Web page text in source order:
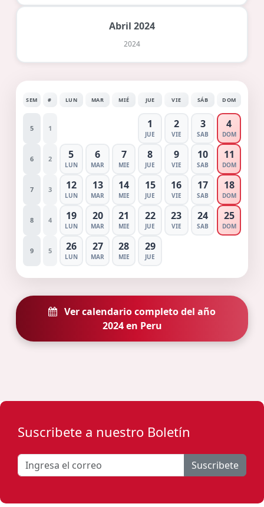
Abril 2024
2024
SEM # LUN MAR MIÉ JUE VIE SÁB DOM
5 1 1
JUE
2
VIE
3
SAB
4
DOM
6 2 5
LUN
6
MAR
7
MIE
8
JUE
9
VIE
10
SAB
11
DOM
7 3 12
LUN
13
MAR
14
MIE
15
JUE
16
VIE
17
SAB
18
DOM
8 4 19
LUN
20
MAR
21
MIE
22
JUE
23
VIE
24
SAB
25
DOM
9 5 26
LUN
27
MAR
28
MIE
29
JUE
Ver calendario completo del año
2024 en Peru
Suscribete a nuestro Boletín
Suscribete